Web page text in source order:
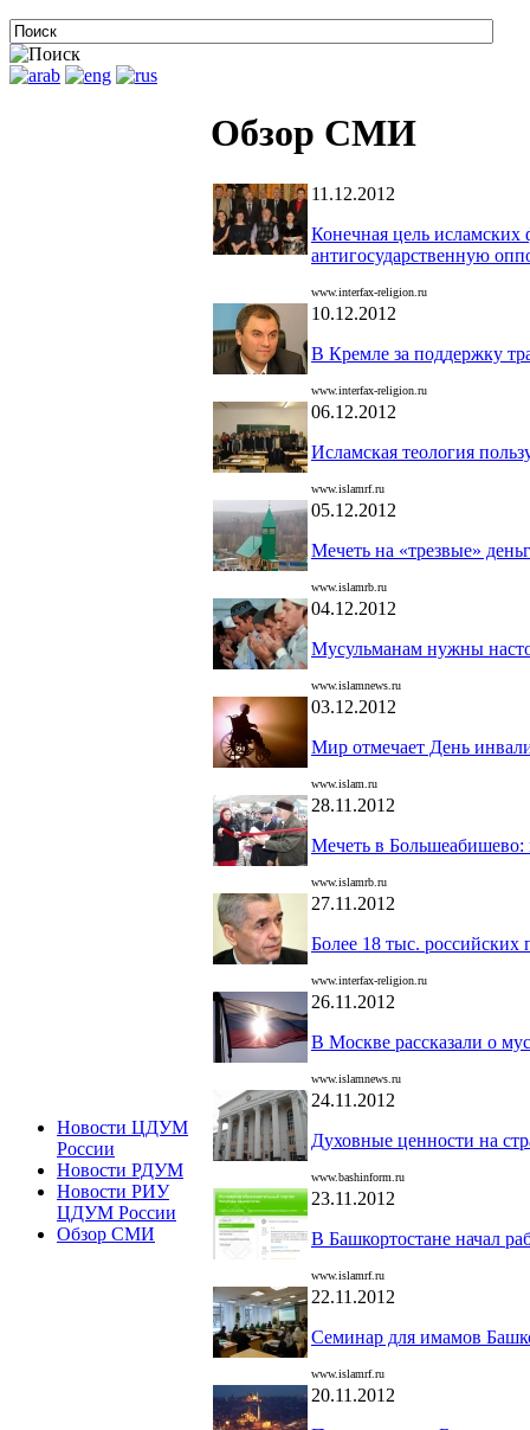
Новости ЦДУМ
России
Новости РДУМ
Новости РИУ
ЦДУМ России
Обзор СМИ
Обзор СМИ
11.12.2012
Конечная цель исламских
антигосударственную
www.interfax-religion.ru
10.12.2012
В Кремле за поддержку
www.interfax-religion.ru
06.12.2012
Исламская теология
www.islamrf.ru
05.12.2012
Мечеть на «трезвые»
www.islamrb.ru
04.12.2012
Мусульманам нужны
www.islamnews.ru
03.12.2012
Мир отмечает День
www.islam.ru
28.11.2012
Мечеть в Большеабишево:
www.islamrb.ru
27.11.2012
Более 18 тыс.
www.interfax-religion.ru
26.11.2012
В Москве рассказали о
www.islamnews.ru
24.11.2012
Духовные ценности на
www.bashinform.ru
23.11.2012
В Башкортостане начал
www.islamrf.ru
22.11.2012
Семинар для имамов
www.islamrf.ru
20.11.2012